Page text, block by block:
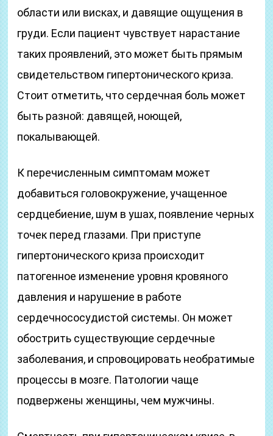
области или висках, и давящие ощущения в
груди. Если пациент чувствует нарастание
таких проявлений, это может быть прямым
свидетельством гипертонического криза.
Стоит отметить, что сердечная боль может
быть разной: давящей, ноющей,
покалывающей.
К перечисленным симптомам может
добавиться головокружение, учащенное
сердцебиение, шум в ушах, появление черных
точек перед глазами. При приступе
гипертонического криза происходит
патогенное изменение уровня кровяного
давления и нарушение в работе
сердечнососудистой системы. Он может
обострить существующие сердечные
заболевания, и спровоцировать необратимые
процессы в мозге. Патологии чаще
подвержены женщины, чем мужчины.